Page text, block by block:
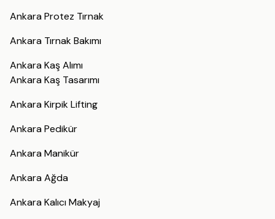
Ankara Protez Tırnak
Ankara Tırnak Bakımı
Ankara Kaş Alımı
Ankara Kaş Tasarımı
Ankara Kirpik Lifting
Ankara Pedikür
Ankara Manikür
Ankara Ağda
Ankara Kalıcı Makyaj